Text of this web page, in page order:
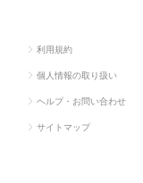
利用規約
個人情報の取り扱い
ヘルプ・お問い合わせ
サイトマップ